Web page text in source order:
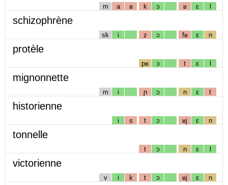
m a ʁ k ɔ ʁ ɛ l
schizophrène
sk i z ɔ fʁ ɛ n
protèle
pʁ ɔ t ɛ l
mignonnette
m i ɲ ɔ n ɛ t
historienne
i s t ɔ ʁj ɛ n
tonnelle
t ɔ n ɛ l
victorienne
v i k t ɔ ʁj ɛ n